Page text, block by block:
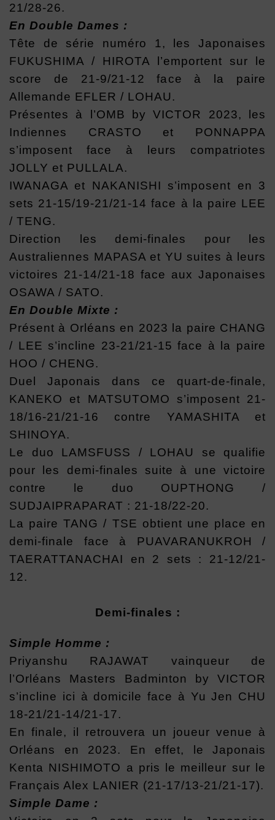
21/28-26.
En Double Dames :
Tête de série numéro 1, les Japonaises
FUKUSHIMA / HIROTA l’emportent sur le
score de 21-9/21-12 face à la paire
Allemande EFLER / LOHAU.
Présentes à l’OMB by VICTOR 2023, les
Indiennes CRASTO et PONNAPPA
s’imposent face à leurs compatriotes
JOLLY et PULLALA.
IWANAGA et NAKANISHI s’imposent en 3
sets 21-15/19-21/21-14 face à la paire LEE
/ TENG.
Direction les demi-finales pour les
Australiennes MAPASA et YU suites à leurs
victoires 21-14/21-18 face aux Japonaises
OSAWA / SATO.
En Double Mixte :
Présent à Orléans en 2023 la paire CHANG
/ LEE s’incline 23-21/21-15 face à la paire
HOO / CHENG.
Duel Japonais dans ce quart-de-finale,
KANEKO et MATSUTOMO s’imposent 21-
18/16-21/21-16 contre YAMASHITA et
SHINOYA.
Le duo LAMSFUSS / LOHAU se qualifie
pour les demi-finales suite à une victoire
contre le duo OUPTHONG /
SUDJAIPRAPARAT : 21-18/22-20.
La paire TANG / TSE obtient une place en
demi-finale face à PUAVARANUKROH /
TAERATTANACHAI en 2 sets : 21-12/21-
12.
Demi-finales :
Simple Homme :
Priyanshu RAJAWAT vainqueur de
l’Orléans Masters Badminton by VICTOR
s’incline ici à domicile face à Yu Jen CHU
18-21/21-14/21-17.
En finale, il retrouvera un joueur venue à
Orléans en 2023. En effet, le Japonais
Kenta NISHIMOTO a pris le meilleur sur le
Français Alex LANIER (21-17/13-21/21-17).
Simple Dame :